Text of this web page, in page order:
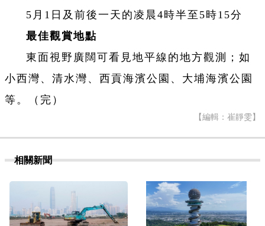
5月1日及前後一天的凌晨4時半至5時15分
最佳觀賞地點
東面視野廣闊可看見地平線的地方觀測；如
小西灣、清水灣、西貢海濱公園、大埔海濱公園
等。（完）
【編輯：崔靜雯】
相關新聞